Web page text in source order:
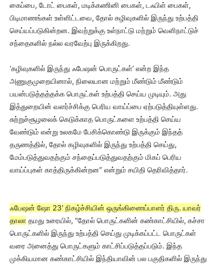
கைப்பை, டோட் பைகள், மடிக்கணினி பைகள், டஃபிள் பைகள்,
பிடிமாணங்கள் உள்ளிட்டவை, தோல் கழிவுகளில் இருந்து உற்பத்தி
செய்யப்படுகின்றன. இவற்றுக்கு உள்நாட்டு மற்றும் வெளிநாட்டுச்
சந்தைகளில் நல்ல வரவேற்பு இருக்கிறது.
‘கழிவுகளில் இருந்து ஃபேஷன் பொருட்கள்’ என்ற இந்த
அணுகுமுறையினால், நிலையான மற்றும் மீண்டும் மீண்டும்
பயன்படுத்தத்தக்க பொருட்கள் உற்பத்தி செய்ய முடியும். அது
இத்துறையின் வளர்ச்சிக்கு பெரிய வாய்ப்பை ஏற்படுத்தியுள்ளது.
சுற்றுச்சூழலைக் கெடுக்காத பொருட்களை உற்பத்தி செய்ய
வேண்டும் என்று உலகமே பேசிக்கொண்டு இருக்கும் இந்தத்
தருணத்தில், தோல் கழிவுகளில் இருந்து உற்பத்தி செய்து,
மேம்படுத்துவதற்கும் சந்தைப்படுத்துவதற்கும் மிகப் பெரிய
வாய்ப்புகள் காத்திருக்கின்றன” என்றும் சயிதி தெரிவித்தார்.
ஃபேஷன் ஷோ 23′ நிகழ்ச்சியின் ஒருங்கிணைப்பாளர் திரு. யாவர்
தாலா தமது உரையில், “தோல் பொருட்களின் கண்காட்சியில், கச்சா
பொருட்களில் இருந்து உற்பத்தி செய்து முடிக்கப்பட்ட பொருட்கள்
வரை அனைத்து பொருட்களும் காட்சிப்படுத்தப்படும். இந்த
முக்கியமான கண்காட்சியில் இந்தியாவின் பல பகுதிகளில் இருந்து